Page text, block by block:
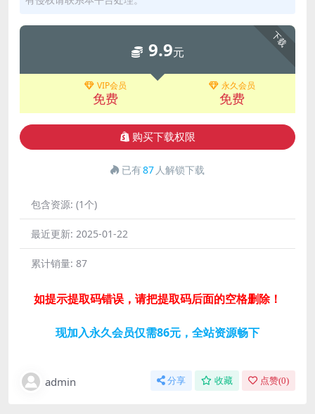
下载
9.9元
VIP会员
免费
永久会员
免费
购买下载权限
已有87 人解锁下载
包含资源: (1个)
最近更新: 2025-01-22
累计销量: 87
如提示提取码错误，请把提取码后面的空格删除！
现加入永久会员仅需86元，全站资源畅下
admin 分享 收藏 点赞(0)